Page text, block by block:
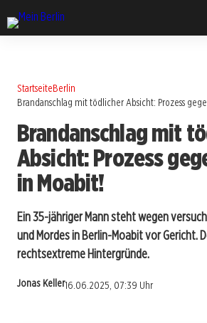
StartseiteBerlin
Brandanschlag mit tödlicher Absicht: Prozess
Brandanschlag mit
Absicht: Prozess
in Moabit!
Ein 35-jähriger Mann steht wegen
und Mordes in Berlin-Moabit vor Gericht.
rechtsextreme Hintergründe.
Jonas Keller16.06.2025, 07:39 Uhr